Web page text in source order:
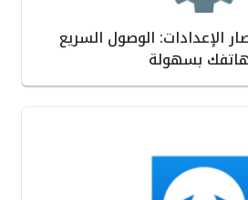
الإعدادات: الوصول السريع
بسهولة